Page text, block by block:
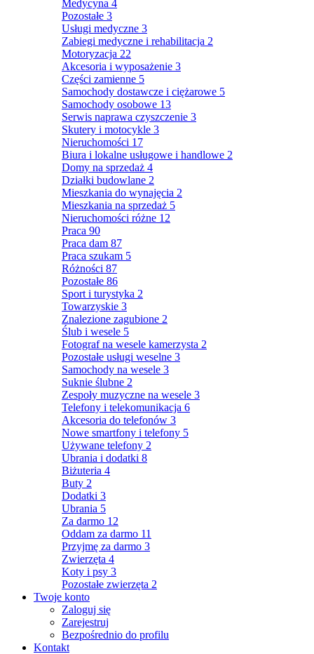
Medycyna 4
Pozostałe 3
Usługi medyczne 3
Zabiegi medyczne i rehabilitacja 2
Motoryzacja 22
Akcesoria i wyposażenie 3
Części zamienne 5
Samochody dostawcze i ciężarowe 5
Samochody osobowe 13
Serwis naprawa czyszczenie 3
Skutery i motocykle 3
Nieruchomości 17
Biura i lokalne usługowe i handlowe 2
Domy na sprzedaż 4
Działki budowlane 2
Mieszkania do wynajęcia 2
Mieszkania na sprzedaż 5
Nieruchomości różne 12
Praca 90
Praca dam 87
Praca szukam 5
Różności 87
Pozostałe 86
Sport i turystyka 2
Towarzyskie 3
Znalezione zagubione 2
Ślub i wesele 5
Fotograf na wesele kamerzysta 2
Pozostałe usługi weselne 3
Samochody na wesele 3
Suknie ślubne 2
Zespoły muzyczne na wesele 3
Telefony i telekomunikacja 6
Akcesoria do telefonów 3
Nowe smartfony i telefony 5
Używane telefony 2
Ubrania i dodatki 8
Biżuteria 4
Buty 2
Dodatki 3
Ubrania 5
Za darmo 12
Oddam za darmo 11
Przyjmę za darmo 3
Zwierzęta 4
Koty i psy 3
Pozostałe zwierzęta 2
Twoje konto
Zaloguj się
Zarejestruj
Bezpośrednio do profilu
Kontakt